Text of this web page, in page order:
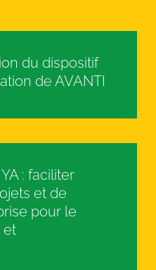
du dispositif
de AVANTI
: faciliter
et de
pour le
et